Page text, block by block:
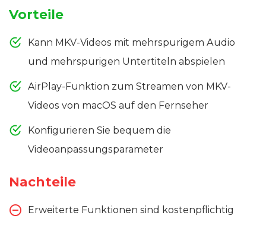
Vorteile
Kann MKV-Videos mit mehrspurigem Audio
und mehrspurigen Untertiteln abspielen
AirPlay-Funktion zum Streamen von MKV-
Videos von macOS auf den Fernseher
Konfigurieren Sie bequem die
Videoanpassungsparameter
Nachteile
Erweiterte Funktionen sind kostenpflichtig